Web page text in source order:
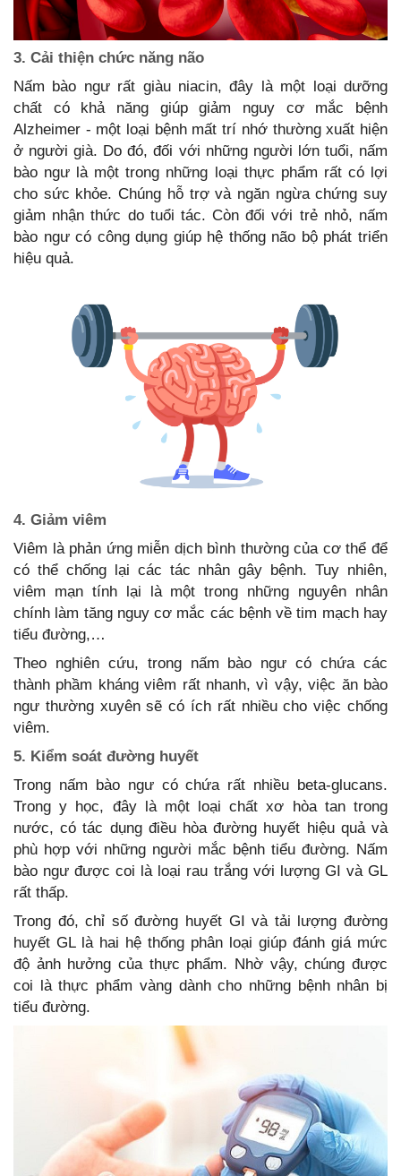
3. Cải thiện chức năng não
Nấm bào ngư rất giàu niacin, đây là một loại dưỡng
chất có khả năng giúp giảm nguy cơ mắc bệnh
Alzheimer - một loại bệnh mất trí nhớ thường xuất hiện
ở người già. Do đó, đối với những người lớn tuổi, nấm
bào ngư là một trong những loại thực phẩm rất có lợi
cho sức khỏe. Chúng hỗ trợ và ngăn ngừa chứng suy
giảm nhận thức do tuổi tác. Còn đối với trẻ nhỏ, nấm
bào ngư có công dụng giúp hệ thống não bộ phát triển
hiệu quả.
4. Giảm viêm
Viêm là phản ứng miễn dịch bình thường của cơ thể để
có thể chống lại các tác nhân gây bệnh. Tuy nhiên,
viêm mạn tính lại là một trong những nguyên nhân
chính làm tăng nguy cơ mắc các bệnh về tim mạch hay
tiểu đường,…
Theo nghiên cứu, trong nấm bào ngư có chứa các
thành phầm kháng viêm rất nhanh, vì vậy, việc ăn bào
ngư thường xuyên sẽ có ích rất nhiều cho việc chống
viêm.
5. Kiểm soát đường huyết
Trong nấm bào ngư có chứa rất nhiều beta-glucans.
Trong y học, đây là một loại chất xơ hòa tan trong
nước, có tác dụng điều hòa đường huyết hiệu quả và
phù hợp với những người mắc bệnh tiểu đường. Nấm
bào ngư được coi là loại rau trắng với lượng GI và GL
rất thấp.
Trong đó, chỉ số đường huyết GI và tải lượng đường
huyết GL là hai hệ thống phân loại giúp đánh giá mức
độ ảnh hưởng của thực phẩm. Nhờ vậy, chúng được
coi là thực phẩm vàng dành cho những bệnh nhân bị
tiểu đường.